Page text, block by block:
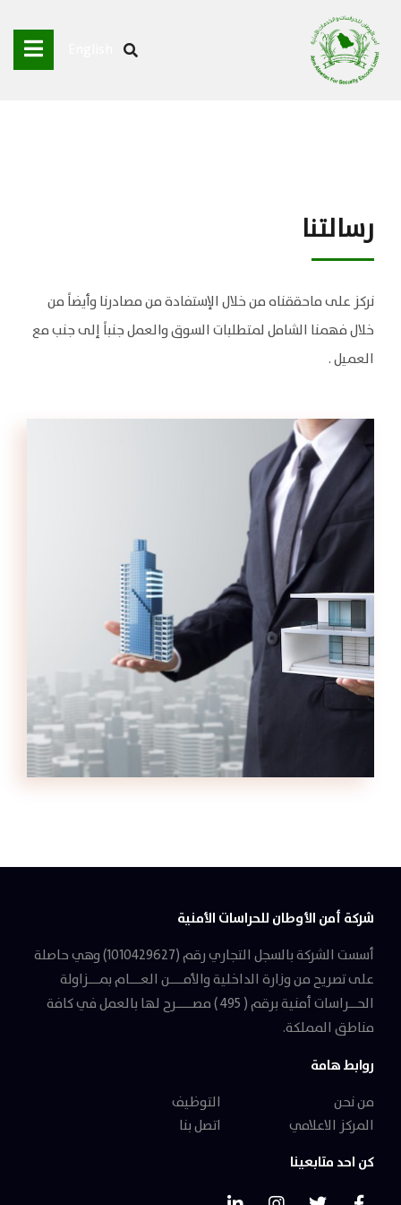
رسالتنا
نركز على ماحققناه من خلال الإستفادة من مصادرنا وأيضاً من
خلال فهمنا الشامل لمتطلبات السوق والعمل جنباً إلى جنب مع
العميل .
شركة أمن الأوطان للحراسات الأمنية
أسست الشركة بالسجل التجاري رقم (1010429627) وهي حاصلة
على تصريح من وزارة الداخلية والأمـــــن العــــام بمــــزاولة
الحـــراسات أمنية برقم ( 495 ) مصــــــرح لها بالعمل في كافة
مناطق المملكة.
روابط هامة
من نحن
التوظيف
المركز الاعلامي
اتصل بنا
كن احد متابعينا